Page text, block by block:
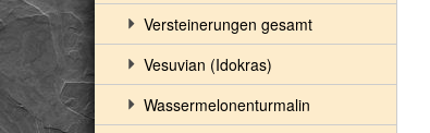
Versteinerungen gesamt
Vesuvian (Idokras)
Wassermelonenturmalin